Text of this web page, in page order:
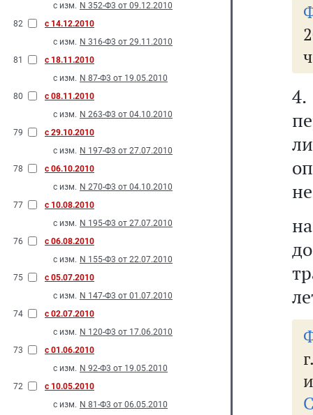
с изм. N 352-Ф3 от 09.12.2010
82
с 14.12.2010
с изм. N 316-Ф3 от 29.11.2010
81
с 18.11.2010
с изм. N 87-Ф3 от 19.05.2010
80
с 08.11.2010
с изм. N 263-Ф3 от 04.10.2010
79
с 29.10.2010
с изм. N 197-Ф3 от 27.07.2010
78
с 06.10.2010
с изм. N 270-Ф3 от 04.10.2010
77
с 10.08.2010
с изм. N 195-Ф3 от 27.07.2010
76
с 06.08.2010
с изм. N 155-Ф3 от 22.07.2010
75
с 05.07.2010
с изм. N 147-Ф3 от 01.07.2010
74
с 02.07.2010
с изм. N 120-Ф3 от 17.06.2010
73
с 01.06.2010
с изм. N 92-Ф3 от 19.05.2010
72
с 10.05.2010
с изм. N 81-Ф3 от 06.05.2010